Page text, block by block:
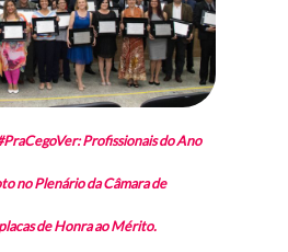
Profissionais do Ano
no Plenário da Câmara de
de Honra ao Mérito.